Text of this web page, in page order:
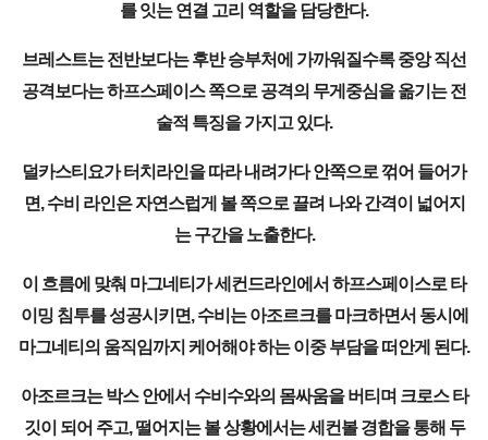
를 잇는 연결 고리 역할을 담당한다.
브레스트는 전반보다는 후반 승부처에 가까워질수록 중앙 직선
공격보다는 하프스페이스 쪽으로 공격의 무게중심을 옮기는 전
술적 특징을 가지고 있다.
덜카스티요가 터치라인을 따라 내려가다 안쪽으로 꺾어 들어가
면, 수비 라인은 자연스럽게 볼 쪽으로 끌려 나와 간격이 넓어지
는 구간을 노출한다.
이 흐름에 맞춰 마그네티가 세컨드라인에서 하프스페이스로 타
이밍 침투를 성공시키면, 수비는 아조르크를 마크하면서 동시에
마그네티의 움직임까지 케어해야 하는 이중 부담을 떠안게 된다.
아조르크는 박스 안에서 수비수와의 몸싸움을 버티며 크로스 타
깃이 되어 주고, 떨어지는 볼 상황에서는 세컨볼 경합을 통해 두